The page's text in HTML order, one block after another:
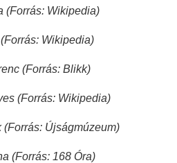
(Forrás: Wikipedia)
Wikipedia)
(Forrás: Blikk)
(Forrás: Wikipedia)
(Forrás: Újságmúzeum)
(Forrás: 168 Óra)